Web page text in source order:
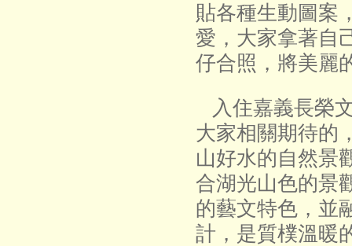
貼各種生動圖案
愛，大家拿著自
仔合照，將美麗
入住嘉義長榮
大家相關期待的
山好水的自然景
合湖光山色的景
的藝文特色，並
計，是質樸溫暖